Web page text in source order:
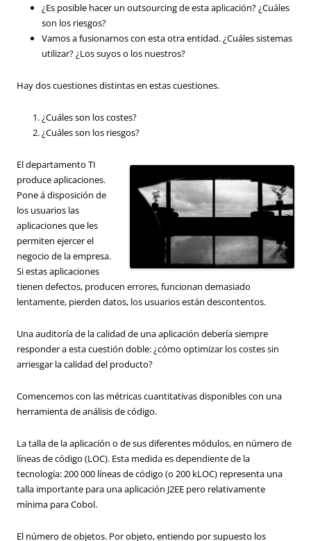
¿Es posible hacer un outsourcing de esta aplicación? ¿Cuáles
son los riesgos?
Vamos a fusionarnos con esta otra entidad. ¿Cuáles sistemas
utilizar? ¿Los suyos o los nuestros?
Hay dos cuestiones distintas en estas cuestiones.
¿Cuáles son los costes?
¿Cuáles son los riesgos?
El departamento TI
produce aplicaciones.
Pone á disposición de
los usuarios las
aplicaciones que les
permiten ejercer el
negocio de la empresa.
Si estas aplicaciones
tienen defectos, producen errores, funcionan demasiado
lentamente, pierden datos, los usuarios están descontentos.
Una auditoría de la calidad de una aplicación debería siempre
responder a esta cuestión doble: ¿cómo optimizar los costes sin
arriesgar la calidad del producto?
Comencemos con las métricas cuantitativas disponibles con una
herramienta de análisis de código.
La talla de la aplicación o de sus diferentes módulos, en número de
líneas de código (LOC). Esta medida es dependiente de la
tecnología: 200 000 líneas de código (o 200 kLOC) representa una
talla importante para una aplicación J2EE pero relativamente
mínima para Cobol.
El número de objetos. Por objeto, entiendo por supuesto los